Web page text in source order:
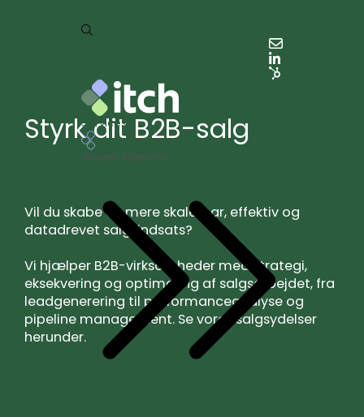
Services
Growth Platform
Styrk dit B2B-salg
Vil du skabe en mere skalerbar, effektiv og
datadrevet salgsindsats?
Vi hjælper B2B-virksomheder med strategi,
eksekvering og optimering af salgsarbejdet, fra
leadgenerering til performanceanalyse og
pipeline management. Se vores salgsydelser
herunder.